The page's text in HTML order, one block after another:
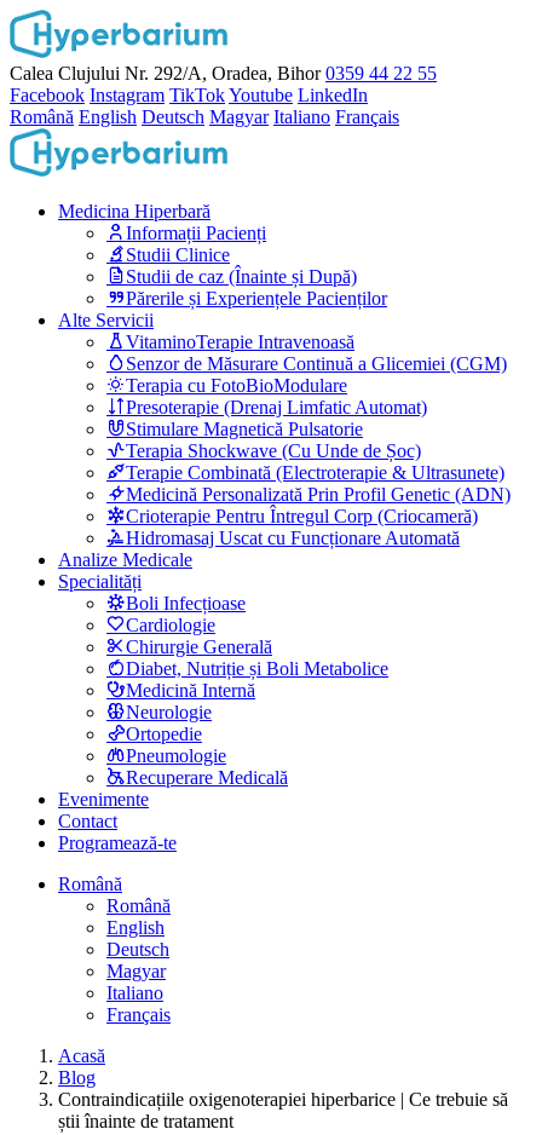
Calea Clujului Nr. 292/A, Oradea, Bihor 0359 44 22 55
Facebook Instagram TikTokYoutube LinkedIn
Română English Deutsch Magyar Italiano Français
Medicina Hiperbară
Informații Pacienți
Studii Clinice
Studii de caz (Înainte și După)
Părerile și Experiențele Pacienților
Alte Servicii
VitaminoTerapie Intravenoasă
Senzor de Măsurare Continuă a Glicemiei (CGM)
Terapia cu FotoBioModulare
Presoterapie (Drenaj Limfatic Automat)
Stimulare Magnetică Pulsatorie
Terapia Shockwave (Cu Unde de Șoc)
Terapie Combinată (Electroterapie & Ultrasunete)
Medicină Personalizată Prin Profil Genetic (ADN)
Crioterapie Pentru Întregul Corp (Criocameră)
Hidromasaj Uscat cu Funcționare Automată
Analize Medicale
Specialități
Boli Infecțioase
Cardiologie
Chirurgie Generală
Diabet, Nutriție și Boli Metabolice
Medicină Internă
Neurologie
Ortopedie
Pneumologie
Recuperare Medicală
Evenimente
Contact
Programează-te
Română
Română
English
Deutsch
Magyar
Italiano
Français
Acasă
Blog
Contraindicațiile oxigenoterapiei hiperbarice | Ce trebuie să
știi înainte de tratament